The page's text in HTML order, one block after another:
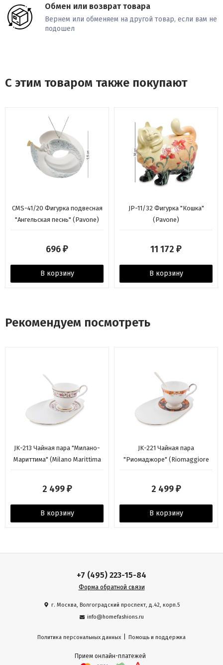
Обмен или возврат товара
Вернем или обменяем на другой товар, если вам не
подошел
С этим товаром также покупают
CMS-41/20 Фигурка подвесная
"Ангельская песнь" (Pavone)
696 ₽
В корзину
JP-11/32 Фигурка "Кошка"
(Pavone)
11 172 ₽
В корзину
Рекомендуем посмотреть
JK-213 Чайная пара "Милано-
Мариттима" (Milano Marittima
2 499 ₽
В корзину
JK-221 Чайная пара
"Риомаджоре" (Riomaggiore
2 499 ₽
В корзину
+7 (495) 223-15-84
Форма обратной связи
г. Москва, Волгоградский проспект, д.42, корп.5
info@homefashions.ru
Политика персональных данных Помощь и поддержка
Прием онлайн-платежей